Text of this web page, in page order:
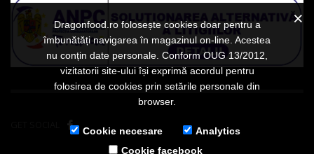
Dragonfood.ro folosește cookies doar pentru a
îmbunătăți navigarea în magazinul on-line. Acestea
nu conțin date personale. Conform OUG 13/2012,
vizitatorii site-ului își exprimă acordul pentru
folosirea de cookies prin setările personale din
browser.
Cookie necesare
Analytics
Cookie facebook